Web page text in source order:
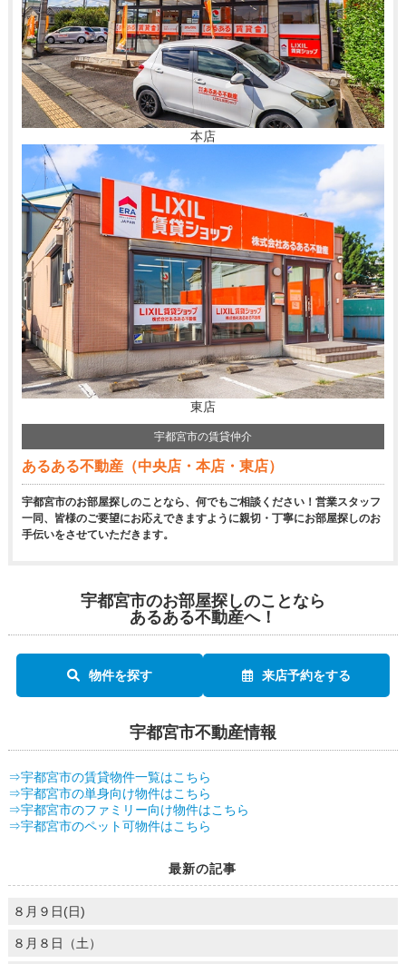
本店
東店
宇都宮市の賃貸仲介
あるある不動産（中央店・本店・東店）
宇都宮市のお部屋探しのことなら、何でもご相談ください！営業スタッフ
一同、皆様のご要望にお応えできますように親切・丁寧にお部屋探しのお
手伝いをさせていただきます。
宇都宮市のお部屋探しのことなら
あるある不動産へ！
物件を探す 来店予約をする
宇都宮市不動産情報
⇒宇都宮市の賃貸物件一覧はこちら
⇒宇都宮市の単身向け物件はこちら
⇒宇都宮市のファミリー向け物件はこちら
⇒宇都宮市のペット可物件はこちら
最新の記事
８月９日(日)
８月８日（土）